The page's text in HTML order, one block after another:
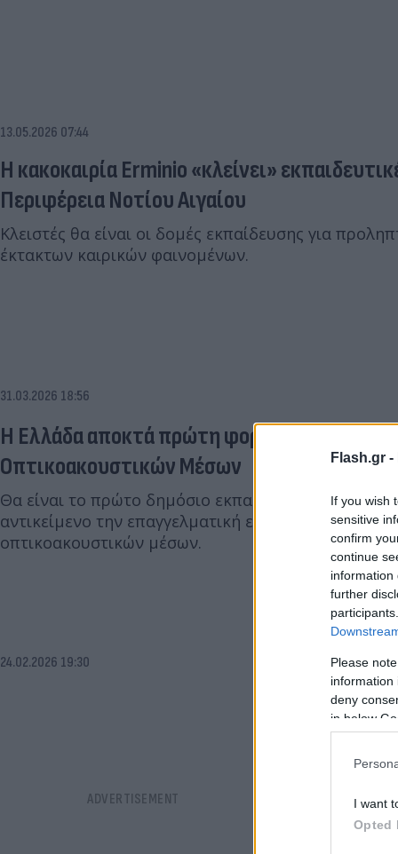
Flash.gr -
If you wish
sensitive
confirm
continue
information
further
Please
information
deny
in below
I want
Opted
13.05.2026 07:44
Η κακοκαιρία Erminio «κλείνει»
Περιφέρεια Νοτίου Αιγαίου
Κλειστές θα είναι οι δομές εκπαίδευσης για
έκτακτων καιρικών φαινομένων.
31.03.2026 18:56
Η Ελλάδα αποκτά πρώτη φορά Κρατική
Οπτικοακουστικών Μέσων
Θα είναι το πρώτο δημόσιο εκπαιδευτικό ίδρυμα
αντικείμενο την επαγγελματική εκπαίδευση
οπτικοακουστικών μέσων.
24.02.2026 19:30